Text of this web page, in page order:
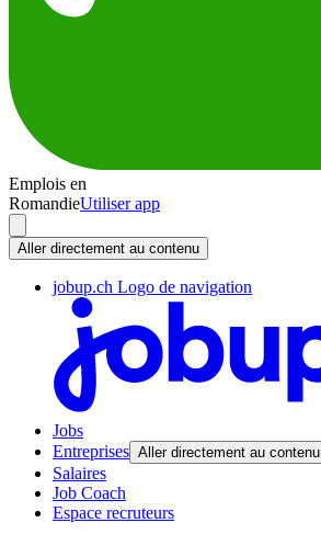
Emplois en
RomandieUtiliser app
Aller directement au contenu
jobup.ch Logo de navigation
Jobs
Entreprises Aller directement au contenu
Salaires
Job Coach
Espace recruteurs